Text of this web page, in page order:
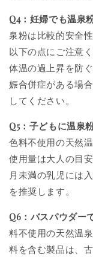
Q4：妊婦でも温泉
泉粉は比較的安全
以下の点にご注意
体温の過上昇を防
娠合併症がある場
してください。
Q5：子どもに温泉
色料不使用の天然
使用量は大人の目
月未満の乳児には
を推奨します。
Q6：バスパウダー
料不使用の天然温
料を含む製品は、